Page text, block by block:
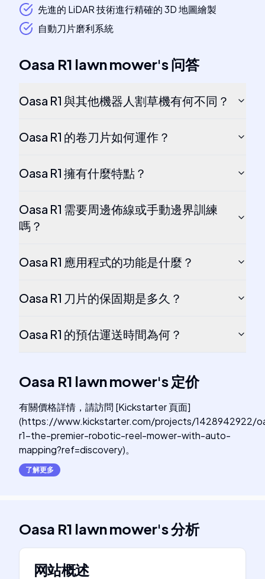
先進的 LiDAR 技術進行精確的 3D 地圖繪製
自動刀片磨利系統
Oasa R1 lawn mower's问答
Oasa R1 與其他機器人割草機有何不同？
Oasa R1 的卷刀片如何運作？
Oasa R1 擁有什麼特點？
Oasa R1 需要周邊佈線或手動邊界訓練
嗎？
Oasa R1 應用程式的功能是什麼？
Oasa R1 刀片的保固期是多久？
Oasa R1 的預估運送時間為何？
Oasa R1 lawn mower's 定价
有關價格詳情，請訪問 [Kickstarter 頁面]
(https://www.kickstarter.com/projects/1428942922/
r1-the-premier-robotic-reel-mower-with-auto-
mapping?ref=discovery)。
了解更多
Oasa R1 lawn mower's分析
网站概述